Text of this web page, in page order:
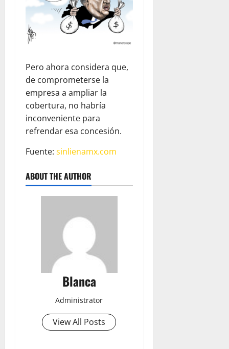
Pero ahora considera que,
de comprometerse la
empresa a ampliar la
cobertura, no habría
inconveniente para
refrendar esa concesión.
Fuente: sinlienamx.com
ABOUT THE AUTHOR
Blanca
Administrator
View All Posts